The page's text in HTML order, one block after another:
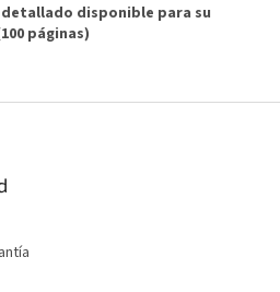
disponible para su
páginas)